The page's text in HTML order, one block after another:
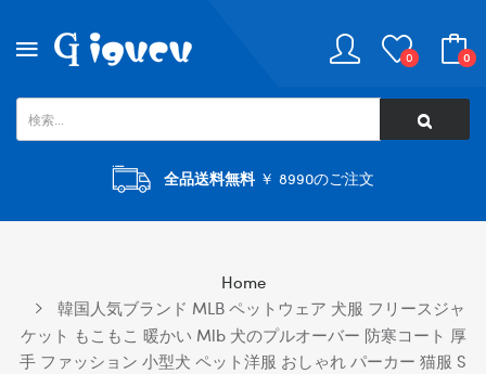
0 0
全品送料無料￥ 8990のご注文
Home
韓国人気ブランド MLB ペットウェア 犬服 フリースジャ
ケット もこもこ 暖かい Mlb 犬のプルオーバー 防寒コート 厚
手 ファッション 小型犬 ペット洋服 おしゃれ パーカー 猫服 S